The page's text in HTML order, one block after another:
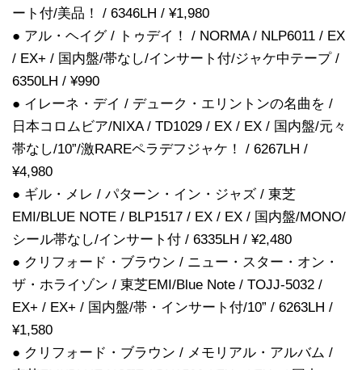
ート付/美品！ / 6346LH / ¥1,980
● アル・ヘイグ / トゥデイ！ / NORMA / NLP6011 / EX
/ EX+ / 国内盤/帯なし/インサート付/ジャケ中テープ /
6350LH / ¥990
● イレーネ・デイ / デューク・エリントンの名曲を /
日本コロムビア/NIXA / TD1029 / EX / EX / 国内盤/元々
帯なし/10”/激RAREペラデフジャケ！ / 6267LH /
¥4,980
● ギル・メレ / パターン・イン・ジャズ / 東芝
EMI/BLUE NOTE / BLP1517 / EX / EX / 国内盤/MONO/
シール帯なし/インサート付 / 6335LH / ¥2,480
● クリフォード・ブラウン / ニュー・スター・オン・
ザ・ホライゾン / 東芝EMI/Blue Note / TOJJ-5032 /
EX+ / EX+ / 国内盤/帯・インサート付/10” / 6263LH /
¥1,580
● クリフォード・ブラウン / メモリアル・アルバム /